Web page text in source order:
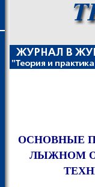
ОСНОВНЫЕ
ЛЫЖНОМ